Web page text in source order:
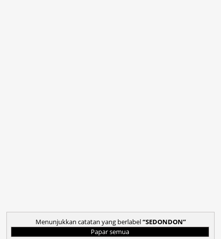
Menunjukkan catatan yang berlabel SEDONDON
Papar semua